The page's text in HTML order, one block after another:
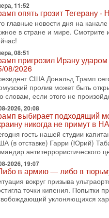
управления
07-2026, 09:02
за разоружение
07/2026
исторического
ХАМАСа и других
в
07-2026, 17:59
доведет Трампа до
от военного
вокруг противостояния
с каждым днем. Почему
момент отменил
ударов
07-2026, 16:54
авиакомпании
полеты по субботам!
возможной продажи
громкий конфликт.
07-2026, 08:16
11:52
опять грозит Тегерану -
главные новости дня на
в стране и мире. Смотрите
08:51
пригрозил Ирану
08/2026
США Дональд Трамп
пролив может быть
словам, если этого не
2026, 20:08
выбирает подходящий
никогда не примут в
гость нашей студии
(в отставке) Гарри (Юрий)
антитеррористического
2026, 19:07
в армию — либо в
вокруг призыва
точки кипения. Попытки
уклоняющихся